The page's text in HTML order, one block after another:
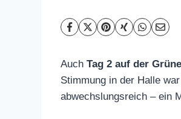
Auch Tag 2 auf der
Stimmung in der Halle
abwechslungsreich – ein